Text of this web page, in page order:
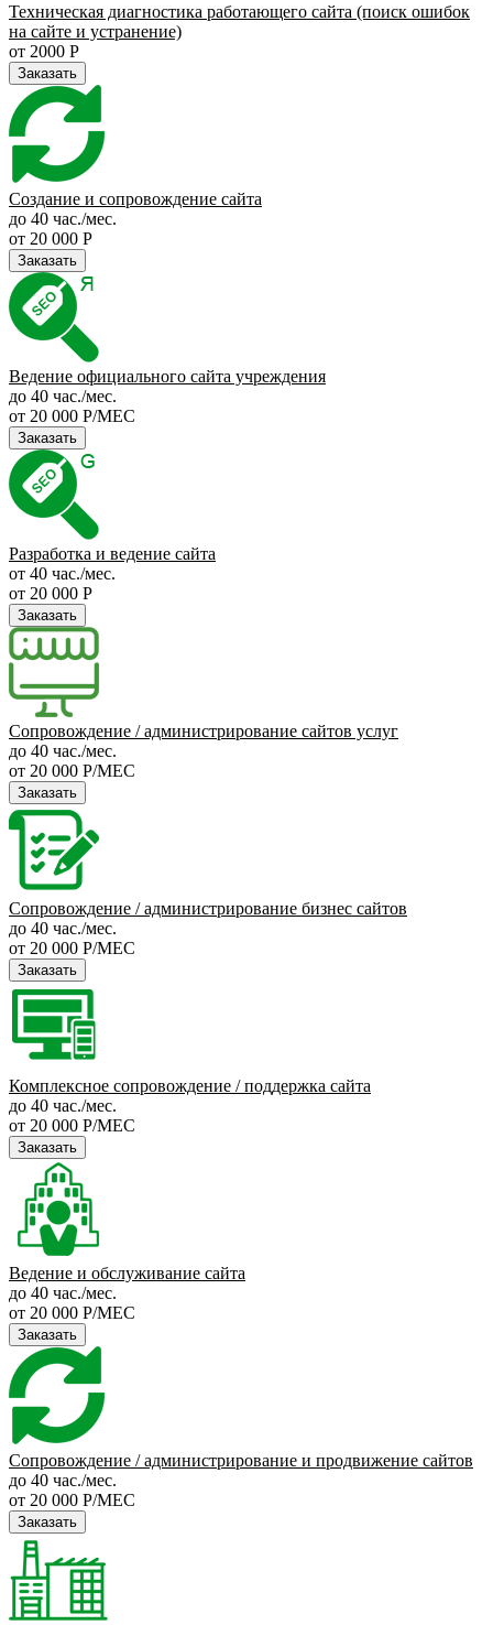
Техническая диагностика работающего сайта (поиск ошибок
на сайте и устранение)
от 2000 Р
Заказать
Создание и сопровождение сайта
до 40 час./мес.
от 20 000 Р
Заказать
Ведение официального сайта учреждения
до 40 час./мес.
от 20 000 Р/МЕС
Заказать
Разработка и ведение сайта
от 40 час./мес.
от 20 000 Р
Заказать
Сопровождение / администрирование сайтов услуг
до 40 час./мес.
от 20 000 Р/МЕС
Заказать
Сопровождение / администрирование бизнес сайтов
до 40 час./мес.
от 20 000 Р/МЕС
Заказать
Комплексное сопровождение / поддержка сайта
до 40 час./мес.
от 20 000 Р/МЕС
Заказать
Ведение и обслуживание сайта
до 40 час./мес.
от 20 000 Р/МЕС
Заказать
Сопровождение / администрирование и продвижение сайтов
до 40 час./мес.
от 20 000 Р/МЕС
Заказать